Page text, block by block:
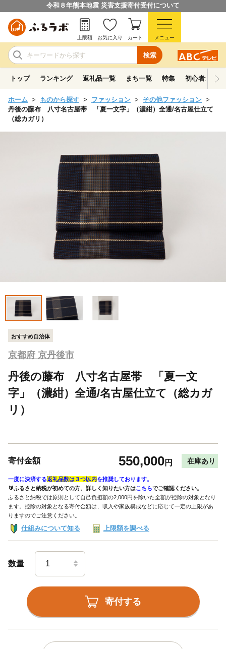
令和８年熊本地震 災害支援寄付受付について
検索
上限額 お気に入り カート メニュー
トップ ランキング 返礼品一覧 まち一覧 特集 初心者ガイド
ホーム ものから探す ファッション
その他ファッション
丹後の藤布 八寸名古屋帯 「夏一文字」（濃紺）全通/名古屋仕立て
（総カガリ）
おすすめ自治体
京都府 京丹後市
丹後の藤布 八寸名古屋帯 「夏一文
字」（濃紺）全通/名古屋仕立て（総カガ
リ）
寄付金額 550,000円 在庫あり
一度に決済する返礼品数は３つ以内を推奨しております。
🔰ふるさと納税が初めての方、詳しく知りたい方はこちらでご確認ください。
ふるさと納税では原則として自己負担額の2,000円を除いた全額が控除の対象となり
ます。控除の対象となる寄付金額は、収入や家族構成などに応じて一定の上限があ
りますのでご注意ください。
仕組みについて知る 上限額を調べる
数量
寄付する